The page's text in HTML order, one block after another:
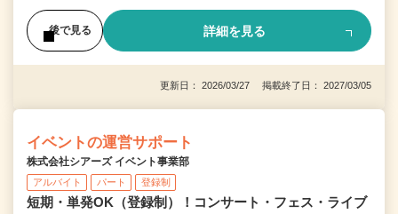
後で見る 詳細を見る
更新日： 2026/03/27 掲載終了日： 2027/03/05
イベントの運営サポート
株式会社シアーズ イベント事業部
アルバイト パート 登録制
短期・単発OK（登録制）！コンサート・フェス・ライブ